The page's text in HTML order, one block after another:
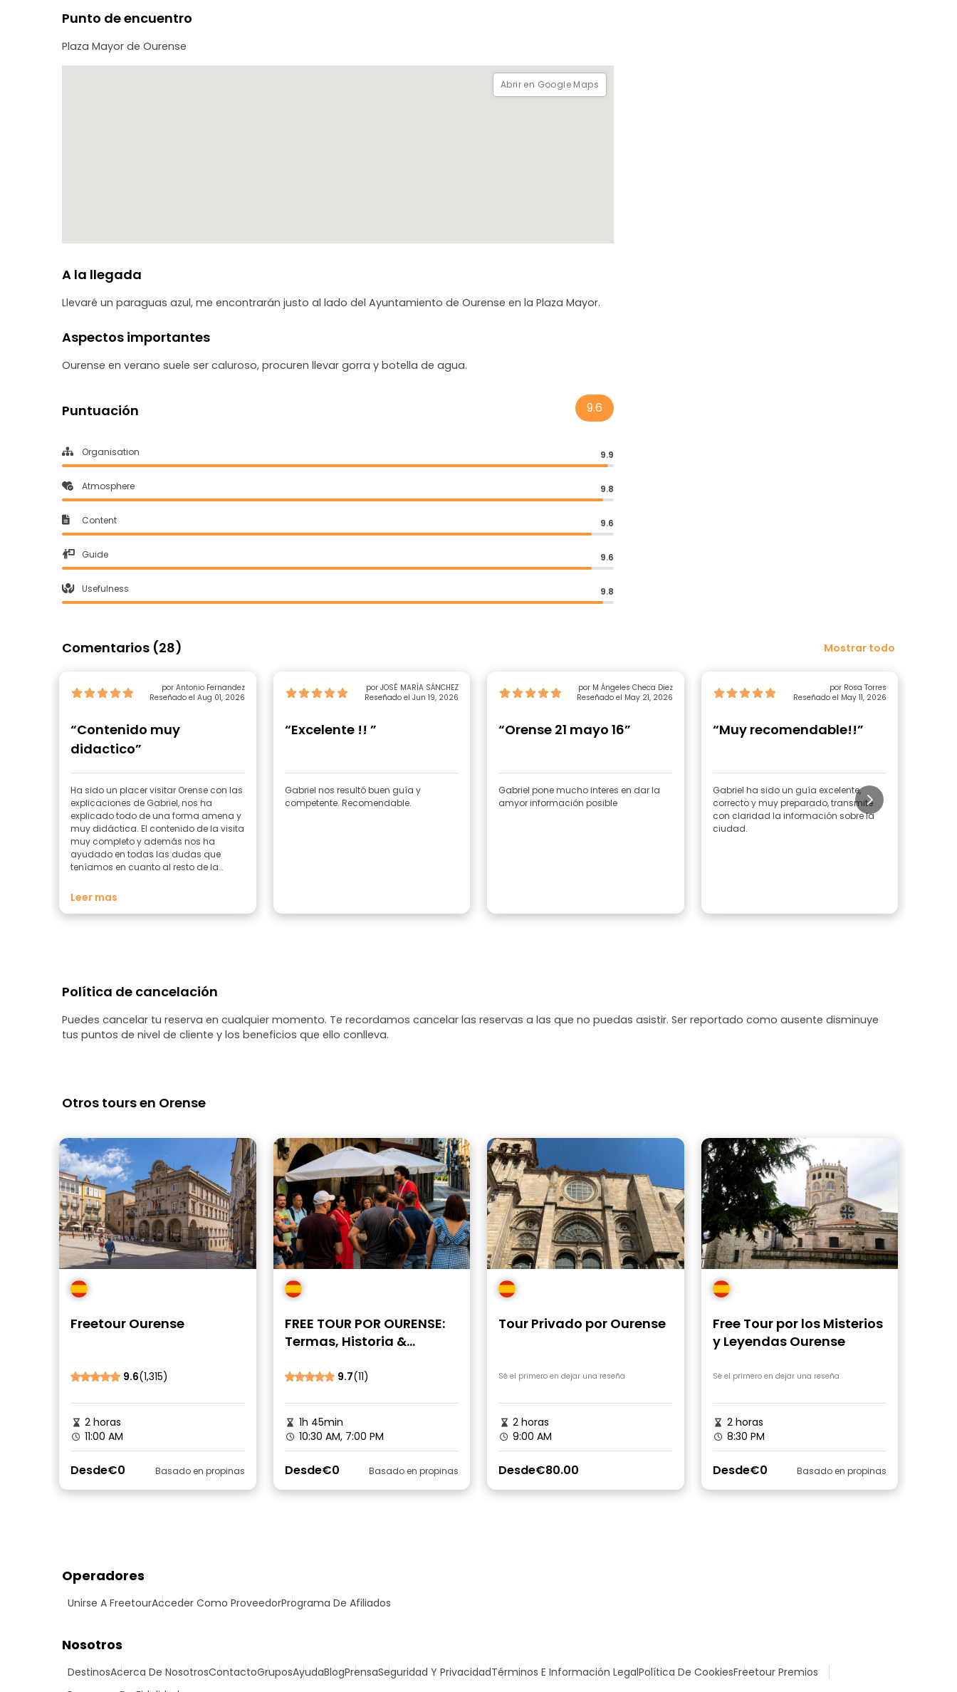
Santa María la Real
Catedral de Ourense
Santa Eufemia
Punto de encuentro
Plaza Mayor de Ourense
Abrir en Google Maps
A la llegada
Llevaré un paraguas azul, me encontrarán justo al lado del Ayuntamiento de Ourense en la Plaza Mayor.
Aspectos importantes
Ourense en verano suele ser caluroso, procuren llevar gorra y botella de agua.
Puntuación 9.6
Organisation 9.9
Atmosphere 9.8
Content 9.6
Guide 9.6
Usefulness 9.8
Comentarios (28) Mostrar todo
por Antonio Fernandez
Reseñado el Aug 01, 2026
“Contenido muy
didactico”
Ha sido un placer visitar Orense con las
explicaciones de Gabriel, nos ha
explicado todo de una forma amena y
muy didáctica. El contenido de la visita
muy completo y además nos ha
ayudado en todas las dudas que
teníamos en cuanto al resto de la
Leer mas
por JOSÉ MARÍA SÁNCHEZ
Reseñado el Jun 19, 2026
“Excelente !! ”
Gabriel nos resultó buen guía y
competente. Recomendable.
por M Ángeles Checa Diez
Reseñado el May 21, 2026
“Orense 21 mayo 16”
Gabriel pone mucho interes en dar la
amyor información posible
por Rosa Torres
Reseñado el May 11, 2026
“Muy recomendable!!”
Gabriel ha sido un guía excelente,
correcto y muy preparado, transmite
con claridad la información sobre la
ciudad.
Política de cancelación
Puedes cancelar tu reserva en cualquier momento. Te recordamos cancelar las reservas a las que no puedas asistir. Ser reportado como ausente disminuye
tus puntos de nivel de cliente y los beneficios que ello conlleva.
Otros tours en Orense
Freetour Ourense
9.6(1,315)
2 horas
11:00 AM
Desde€0 Basado en propinas
FREE TOUR POR OURENSE:
Termas, Historia &
9.7(11)
1h 45min
10:30 AM, 7:00 PM
Desde€0 Basado en propinas
Tour Privado por Ourense
Sé el primero en dejar una reseña
2 horas
9:00 AM
Desde€80.00
Free Tour por los Misterios
y Leyendas Ourense
Sé el primero en dejar una reseña
2 horas
8:30 PM
Desde€0 Basado en propinas
Operadores
Unirse A FreetourAcceder Como ProveedorPrograma De Afiliados
Nosotros
DestinosAcerca De NosotrosContactoGruposAyudaBlogPrensaSeguridad Y PrivacidadTérminos E Información LegalPolítica De CookiesFreetour Premios